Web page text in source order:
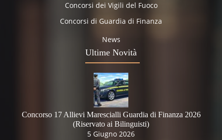
Concorsi dei Vigili del Fuoco
Concorsi di Guardia di Finanza
News
Ultime Novità
Concorso 17 Allievi Marescialli Guardia di Finanza 2026
(Riservato ai Bilinguisti)
5 Giugno 2026